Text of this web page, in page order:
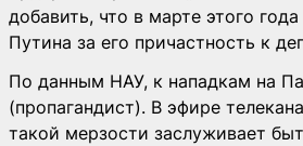
добавить, что в марте этого
Путина за его причастность к
По данным НАУ, к нападкам на
(пропагандист). В эфире
такой мерзости заслуживает